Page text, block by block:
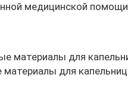
медицинской помощи
для капельниц